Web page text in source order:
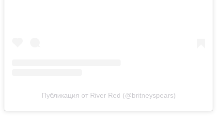
Публикация от River Red (@britneyspears)